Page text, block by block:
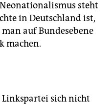
steht
in Deutschland ist,
auf Bundesebene
machen.
Linkspartei sich nicht